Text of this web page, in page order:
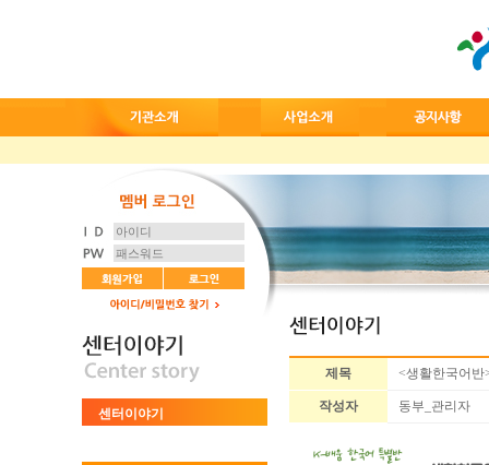
센터이야기
제목 <생활한국어반
작성자 동부_관리자